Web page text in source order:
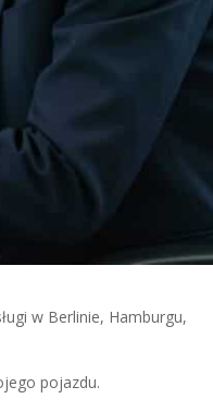
w Berlinie, Hamburgu,
pojazdu.